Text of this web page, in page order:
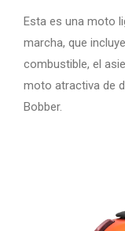
Esta es una moto
marcha, que
combustible, el
moto atractiva de
Bobber.